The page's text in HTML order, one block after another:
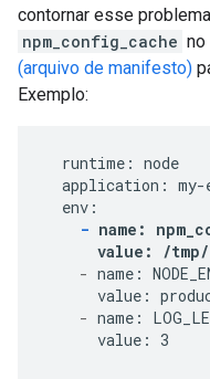
contornar esse
npm_config_cache no
(arquivo de manifesto)
Exemplo:
  runtime: node
application: my-
  env:
- name:
value: /tmp/
- name:
value:
- name:
      value: 3